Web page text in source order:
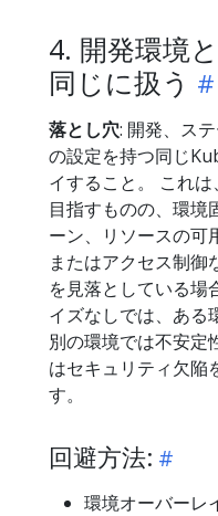
4. 開発環境
同じに扱う
落とし穴: 開発、ス
の設定を持つ同じ
イすること。 これ
目指すものの、環
ーン、リソースの可
またはアクセス制
を見落としている場
イズなしでは、ある
別の環境では不安定
はセキュリティ欠陥
す。
回避方法:
環境オーバーレ